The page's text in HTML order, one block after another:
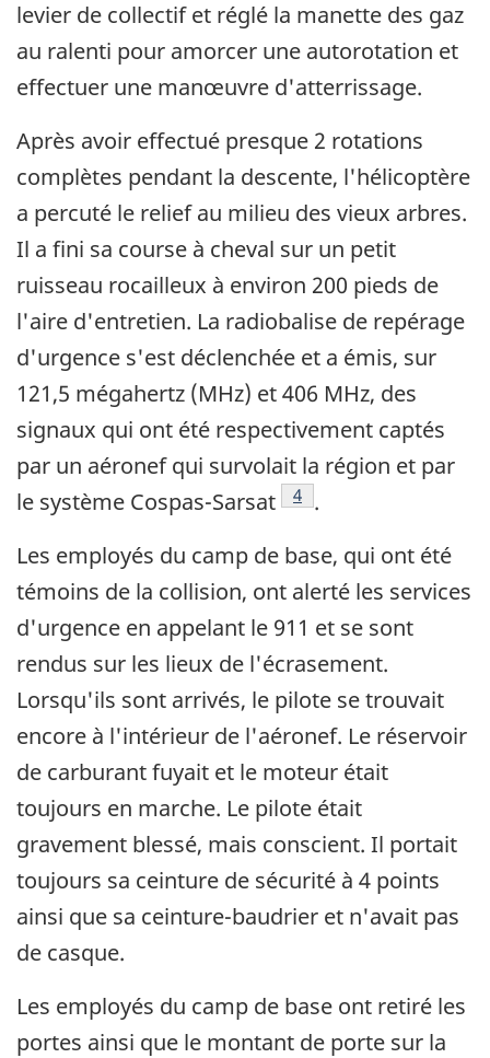
levier de collectif et réglé la manette des gaz
au ralenti pour amorcer une autorotation et
effectuer une manœuvre d'atterrissage.
Après avoir effectué presque 2 rotations
complètes pendant la descente, l'hélicoptère
a percuté le relief au milieu des vieux arbres.
Il a fini sa course à cheval sur un petit
ruisseau rocailleux à environ 200 pieds de
l'aire d'entretien. La radiobalise de repérage
d'urgence s'est déclenchée et a émis, sur
121,5 mégahertz (MHz) et 406 MHz, des
signaux qui ont été respectivement captés
par un aéronef qui survolait la région et par
le système Cospas-Sarsat
Note de bas de page
4 .
Les employés du camp de base, qui ont été
témoins de la collision, ont alerté les services
d'urgence en appelant le 911 et se sont
rendus sur les lieux de l'écrasement.
Lorsqu'ils sont arrivés, le pilote se trouvait
encore à l'intérieur de l'aéronef. Le réservoir
de carburant fuyait et le moteur était
toujours en marche. Le pilote était
gravement blessé, mais conscient. Il portait
toujours sa ceinture de sécurité à 4 points
ainsi que sa ceinture-baudrier et n'avait pas
de casque.
Les employés du camp de base ont retiré les
portes ainsi que le montant de porte sur la